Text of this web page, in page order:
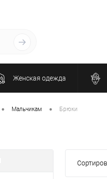
Женская одежда
• Мальчикам • Брюки